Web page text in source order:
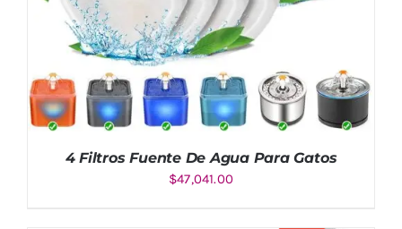
4 Filtros Fuente De Agua Para Gatos
$47,041.00